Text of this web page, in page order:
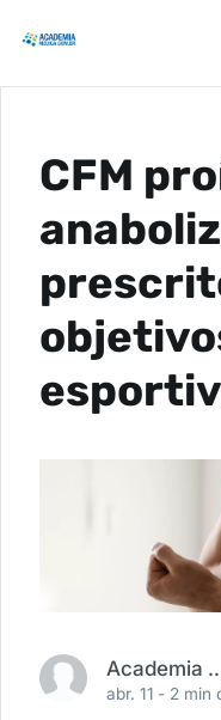
CFM
abr. 11 - 2 min